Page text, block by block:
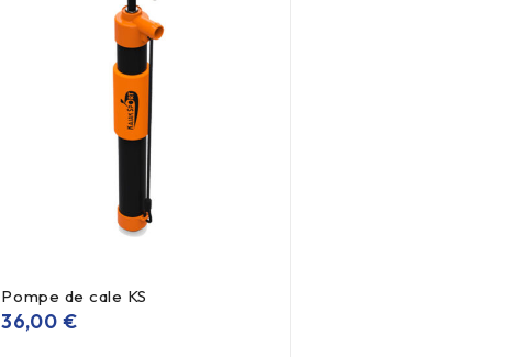
Pompe de cale KS
36,00 €